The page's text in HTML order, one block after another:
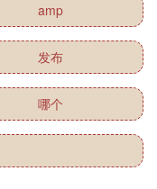
amp
发布
哪个